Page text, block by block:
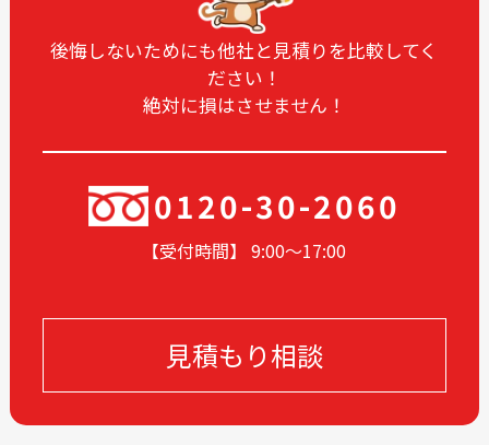
後悔しないためにも他社と見積りを比較してく
ださい！
絶対に損はさせません！
0120-30-2060
【受付時間】 9:00〜17:00
見積もり相談